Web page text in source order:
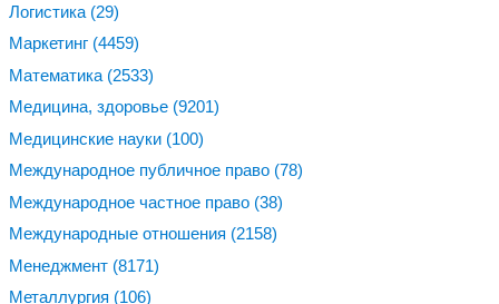
Логистика (29)
Маркетинг (4459)
Математика (2533)
Медицина, здоровье (9201)
Медицинские науки (100)
Международное публичное право (78)
Международное частное право (38)
Международные отношения (2158)
Менеджмент (8171)
Металлургия (106)